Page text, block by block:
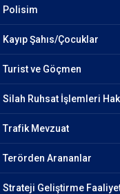
Polisim
Kayıp Şahıs/Çocuklar
Turist ve Göçmen
Silah Ruhsat İşlemleri
Trafik Mevzuat
Terörden Arananlar
Strateji Geliştirme